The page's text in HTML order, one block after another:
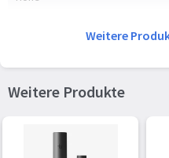
Sonstige Funktionen
Weitere
Weitere Produkte